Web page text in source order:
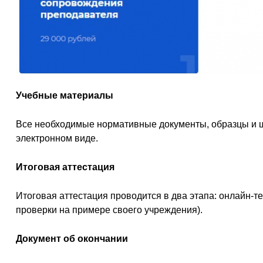
Учебные материалы
Все необходимые нормативные документы, образцы и
электронном виде.
Итоговая аттестация
Итоговая аттестация проводится в два этапа:
проверки на примере своего учреждения).
Документ об окончании